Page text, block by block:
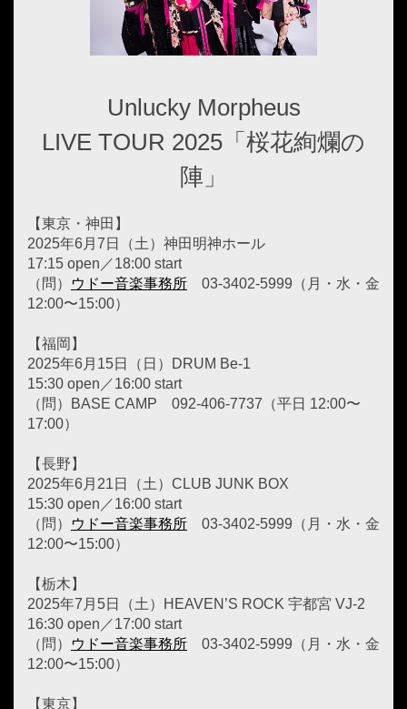
Unlucky Morpheus
LIVE TOUR 2025「桜花絢爛の
陣」
【東京・神田】
2025年6月7日（土）神田明神ホール
17:15 open／18:00 start
（問）
ウドー音楽事務所 03-3402-5999（月・水・金
12:00〜15:00）
【福岡】
2025年6月15日（日）DRUM Be-1
15:30 open／16:00 start
（問）BASE CAMP 092-406-7737（平日 12:00〜
17:00）
【長野】
2025年6月21日（土）CLUB JUNK BOX
15:30 open／16:00 start
（問）
ウドー音楽事務所 03-3402-5999（月・水・金
12:00〜15:00）
【栃木】
2025年7月5日（土）HEAVEN’S ROCK 宇都宮 VJ-2
16:30 open／17:00 start
（問）
ウドー音楽事務所 03-3402-5999（月・水・金
12:00〜15:00）
【東京】